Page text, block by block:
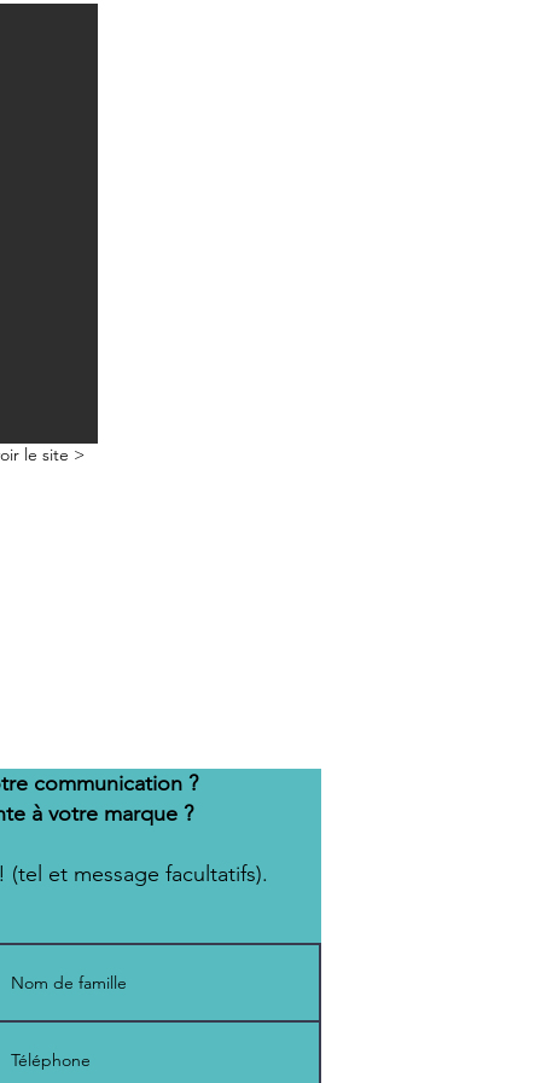
le site >
communication ?
à votre marque ?
(tel et message facultatifs).